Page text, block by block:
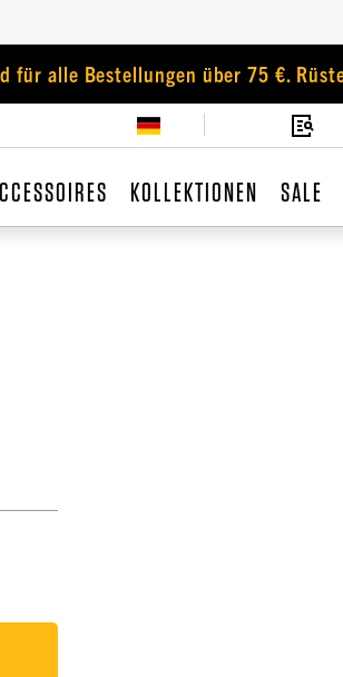
für alle Bestellungen über 75 €.
KOLLEKTIONEN SALE